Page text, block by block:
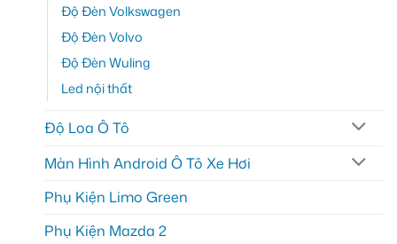
Độ Đèn Volkswagen
Độ Đèn Volvo
Độ Đèn Wuling
Led nội thất
Độ Loa Ô Tô
Màn Hình Android Ô Tô Xe Hơi
Phụ Kiện Limo Green
Phụ Kiện Mazda 2